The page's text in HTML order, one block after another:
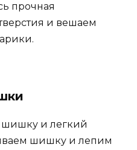
прочная
и вешаем
шишку и легкий
шишку и лепим